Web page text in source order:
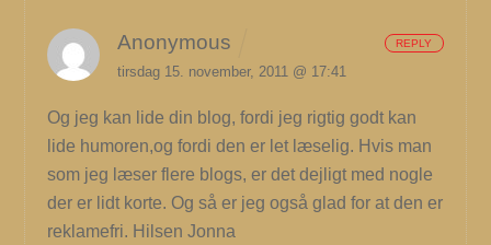
Anonymous
tirsdag 15. november, 2011 @ 17:41
Og jeg kan lide din blog, fordi jeg rigtig godt kan
lide humoren,og fordi den er let læselig. Hvis man
som jeg læser flere blogs, er det dejligt med nogle
der er lidt korte. Og så er jeg også glad for at den er
reklamefri. Hilsen Jonna
REPLY